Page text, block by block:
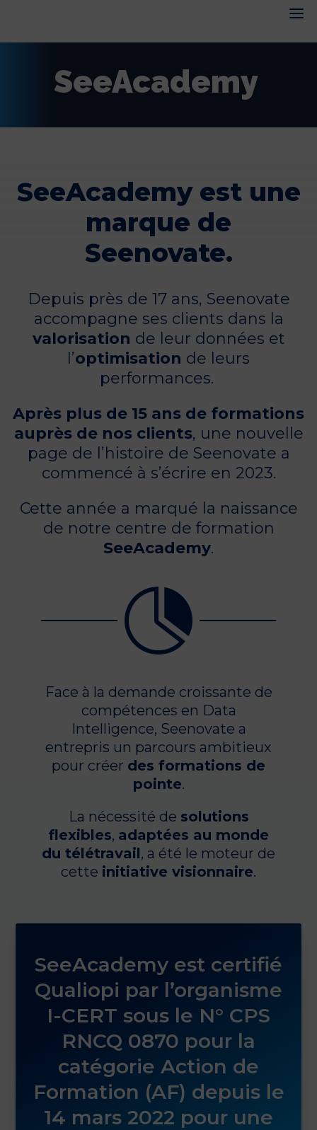
SeeAcademy
SeeAcademy est une
marque de
Seenovate.
Depuis près de 17 ans, Seenovate
accompagne ses clients dans la
valorisation de leur données et
l’optimisation de leurs
performances.
Après plus de 15 ans de formations
auprès de nos clients, une nouvelle
page de l’histoire de Seenovate a
commencé à s’écrire en 2023.
Cette année a marqué la naissance
de notre centre de formation
SeeAcademy.

Face à la demande croissante de
compétences en Data
Intelligence, Seenovate a
entrepris un parcours ambitieux
pour créer des formations de
pointe.
La nécessité de solutions
flexibles, adaptées au monde
du télétravail, a été le moteur de
cette initiative visionnaire.
SeeAcademy est certifié
Qualiopi par l’organisme
I-CERT sous le N° CPS
RNCQ 0870 pour la
catégorie Action de
Formation (AF) depuis le
14 mars 2022 pour une